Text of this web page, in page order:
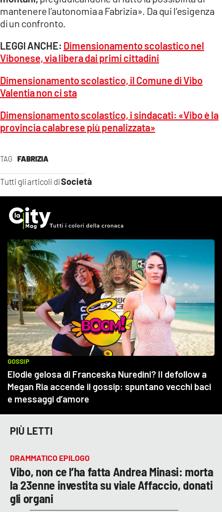
TAG FABRIZIA
Tutti gli articoli diSocietà
mantenere l’autonomia a Fabrizia». Da qui l’esigenza
di un confronto.
LEGGI ANCHE: Dimensionamento scolastico nel
Vibonese, via libera dai primi cittadini
Dimensionamento scolastico, il Comune di Vibo
Valentia non ci sta
Dimensionamento scolastico, i sindacati: «Vibo è la
provincia calabrese più penalizzata»
PIÙ LETTI
DRAMMATICO EPILOGO
Vibo, non ce l’ha fatta Andrea Minasi: morta
la 23enne investita su viale Affaccio, donati
gli organi